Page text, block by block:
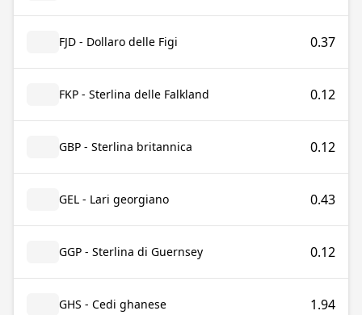
FJD - Dollaro delle Figi 0.37
FKP - Sterlina delle Falkland 0.12
GBP - Sterlina britannica 0.12
GEL - Lari georgiano 0.43
GGP - Sterlina di Guernsey 0.12
GHS - Cedi ghanese 1.94